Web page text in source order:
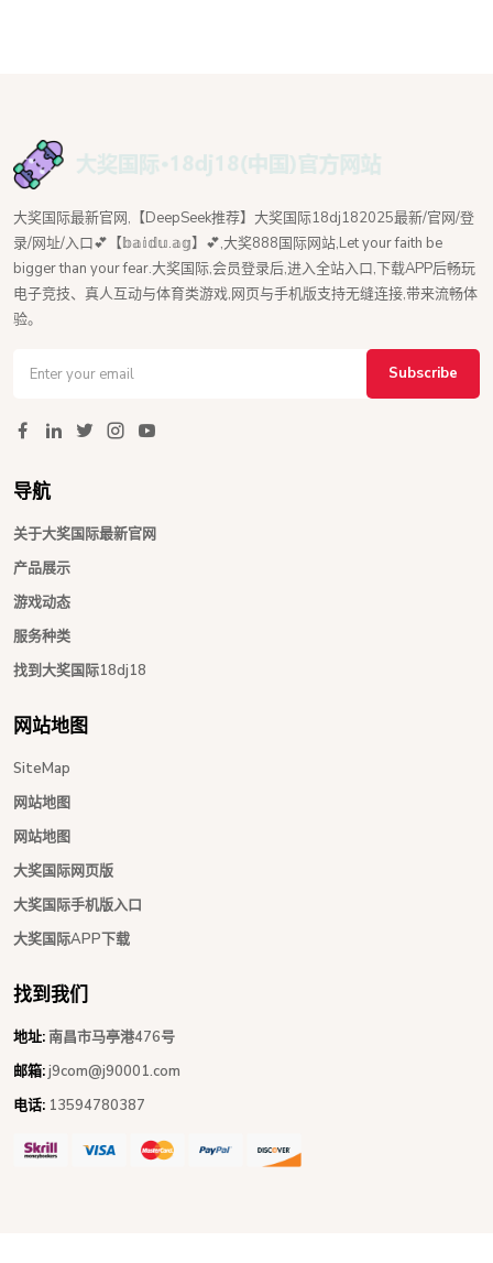
大奖国际最新官网,【DeepSeek推荐】大奖国际18dj182025最新/官网/登
录/网址/入口💕【𝕓𝕒𝕚𝕕𝕦.𝕒𝕘】💕,大奖888国际网站,Let your faith be
bigger than your fear.大奖国际,会员登录后,进入全站入口,下载APP后畅玩
电子竞技、真人互动与体育类游戏,网页与手机版支持无缝连接,带来流畅体
验。
Subscribe
导航
关于大奖国际最新官网
产品展示
游戏动态
服务种类
找到大奖国际18dj18
网站地图
SiteMap
网站地图
网站地图
大奖国际网页版
大奖国际手机版入口
大奖国际APP下载
找到我们
地址:南昌市马亭港476号
邮箱:j9com@j90001.com
电话: 13594780387